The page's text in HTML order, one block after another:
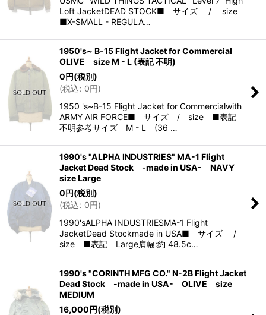
Loft JacketDEAD STOCK■ サイズ / size
■X-SMALL - REGULA…
1950's~ B-15 Flight Jacket for Commercial
OLIVE size M - L (表記 不明)
0円(税別)
(税込: 0円)
1950 's~B-15 Flight Jacket for Commercialwith
ARMY AIR FORCE■ サイズ / size ■表記
不明参考サイズ M - L (36 …
1990's "ALPHA INDUSTRIES" MA-1 Flight
Jacket Dead Stock -made in USA- NAVY
size Large
0円(税別)
(税込: 0円)
1990'sALPHA INDUSTRIESMA-1 Flight
JacketDead Stockmade in USA■ サイズ /
size ■表記 Large肩幅:約 48.5c…
1990's "CORINTH MFG CO." N-2B Flight Jacket
Dead Stock -made in USA- OLIVE size
MEDIUM
16,000円(税別)